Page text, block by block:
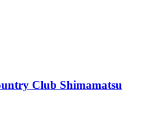
Club Shimamatsu